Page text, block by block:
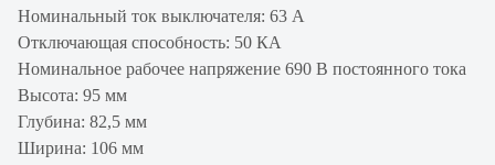
Номинальный ток выключателя: 63 А
Отключающая способность: 50 КА
Номинальное рабочее напряжение 690 В постоянного тока
Высота: 95 мм
Глубина: 82,5 мм
Ширина: 106 мм